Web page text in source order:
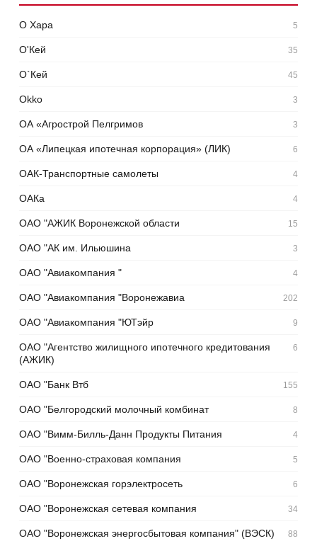
О Хара 5
О'Кей 35
О`Кей 45
Оkko 3
ОА «Агрострой Пелгримов 3
ОА «Липецкая ипотечная корпорация» (ЛИК) 6
ОАК-Транспортные самолеты 4
ОАКа 4
ОАО "АЖИК Воронежской области 15
ОАО "АК им. Ильюшина 3
ОАО "Авиакомпания " 4
ОАО "Авиакомпания "Воронежавиа 202
ОАО "Авиакомпания "ЮТэйр 9
ОАО "Агентство жилищного ипотечного кредитования
(АЖИК)
6
ОАО "Банк Втб 155
ОАО "Белгородский молочный комбинат 8
ОАО "Вимм-Билль-Данн Продукты Питания 4
ОАО "Военно-страховая компания 5
ОАО "Воронежская горэлектросеть 6
ОАО "Воронежская сетевая компания 34
ОАО "Воронежская энергосбытовая компания" (ВЭСК) 88